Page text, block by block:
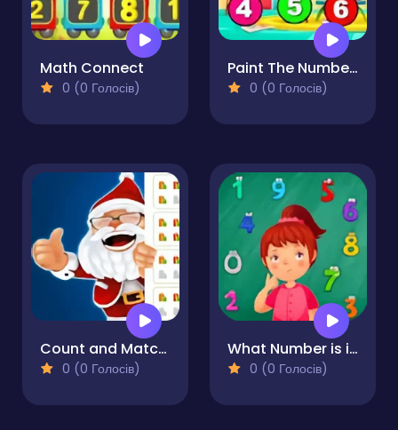
Math Connect
0 (0 Голосів)
Paint The Numbers
0 (0 Голосів)
Count and Match Christmas
0 (0 Голосів)
What Number is it?
0 (0 Голосів)